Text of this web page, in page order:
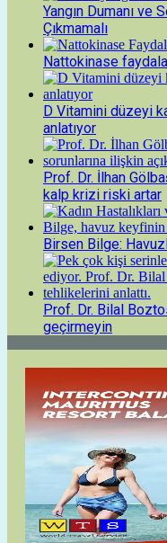
Yangın Dumanı ve
Çıkmamalı
Nattokinase
D Vitamini düzeyi
anlatıyor
Prof. Dr. İlhan
kalp krizi riski artar
Birsen Bilge:
Prof. Dr. Bilal
geçirmeyin